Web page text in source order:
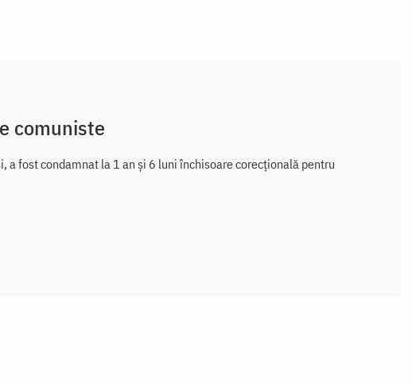
comuniste
fost condamnat la 1 an și 6 luni închisoare corecțională pentru